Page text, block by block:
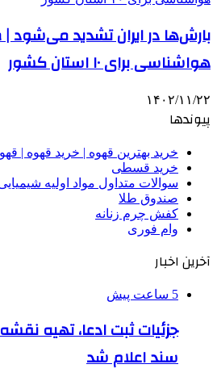
بارش‌ها در ایران تشدید می‌شود
هواشناسی برای ۱۰ استان کشور
۱۴۰۲/۱۱/۲۲
پیوندها
خرید بهترین قهوه | خرید قهوه |
خرید قسطی
سوالات متداول مواد اولیه
صندوق طلا
کفش چرم زنانه
وام فوری
آخرین اخبار
5 ساعت پیش
سند اعلام شد